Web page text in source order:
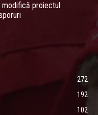
modifică proiectul
272
192
102